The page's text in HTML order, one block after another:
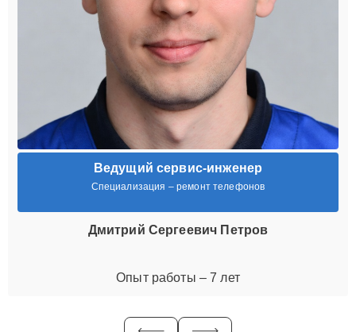
Ведущий сервис-инженер
Специализация – ремонт телефонов
Дмитрий Сергеевич Петров
Опыт работы – 7 лет